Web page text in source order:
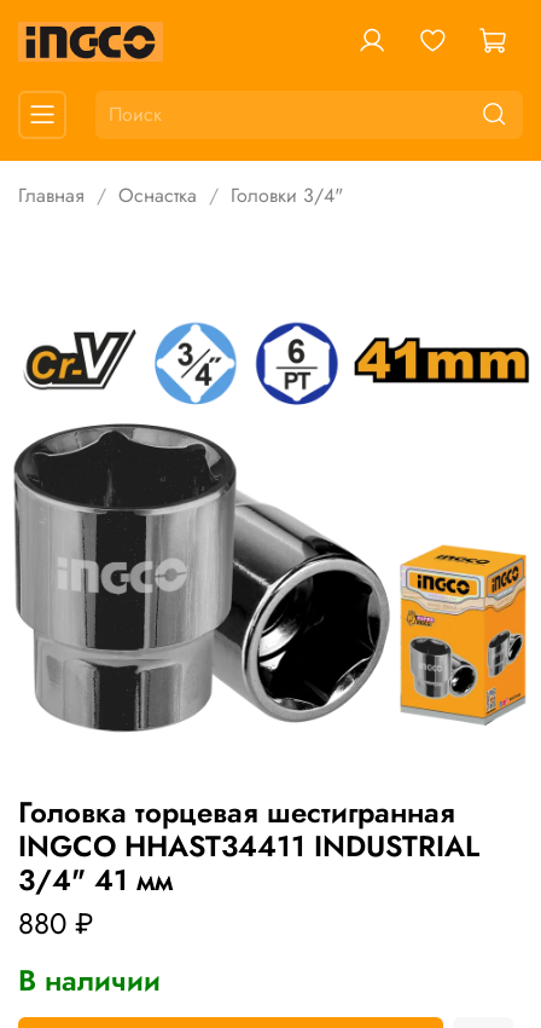
Главная Оснастка Головки 3/4"
Головка торцевая шестигранная
INGCO HHAST34411 INDUSTRIAL
3/4" 41 мм
880 ₽
В наличии